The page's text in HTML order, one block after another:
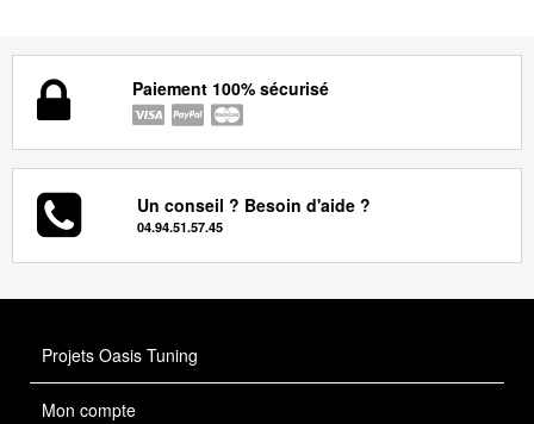
Paiement 100% sécurisé
Un conseil ? Besoin d'aide ?
04.94.51.57.45
Projets Oasis Tuning
Mon compte